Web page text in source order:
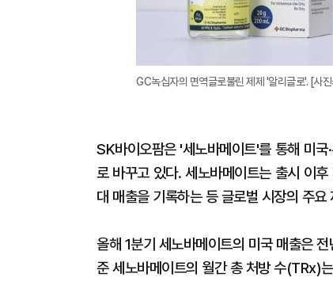
GC녹십자의 면역글로불린 제제 '알리글로'. [사
SK바이오팜은 '세노바메이트'를 통해 미
로 바꾸고 있다. 세노바메이트는 출시 이
대 매출을 기록하는 등 글로벌 시장의 주요
올해 1분기 세노바메이트의 미국 매출은
준 세노바메이트의 월간 총 처방 수(TRx)